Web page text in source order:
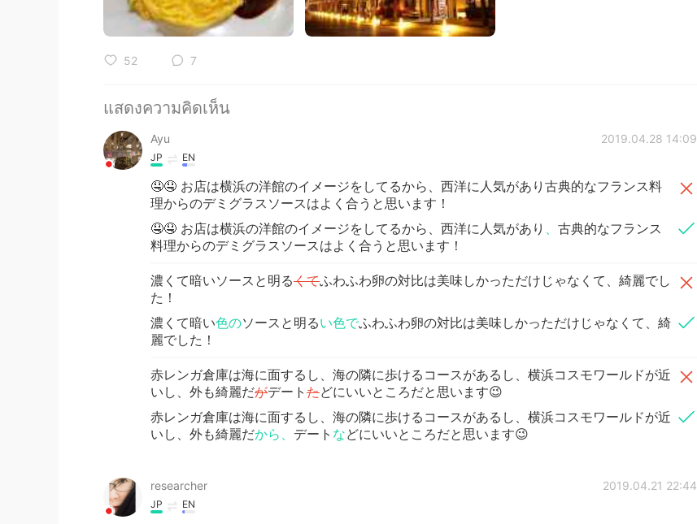
52 7
แสดงความคิดเห็น
Ayu 2019.04.28 14:09
JP EN
🤤🤤 お店は横浜の洋館のイメージをしてるから、西洋に人気があり古典的なフランス料
理からのデミグラスソースはよく合うと思います！
🤤🤤 お店は横浜の洋館のイメージをしてるから、西洋に人気があり 、 古典的なフランス
料理からのデミグラスソースはよく合うと思います！
濃くて暗いソースと明るくてふわふわ卵の対比は美味しかっただけじゃなくて、綺麗でし
た！
濃くて暗い色のソースと明るい色でふわふわ卵の対比は美味しかっただけじゃなくて、綺
麗でした！
赤レンガ倉庫は海に面するし、海の隣に歩けるコースがあるし、横浜コスモワールドが近
いし、外も綺麗だがデート たどにいいところだと思います😉
赤レンガ倉庫は海に面するし、海の隣に歩けるコースがあるし、横浜コスモワールドが近
いし、外も綺麗だから、 デート などにいいところだと思います😉
researcher 2019.04.21 22:44
JP EN